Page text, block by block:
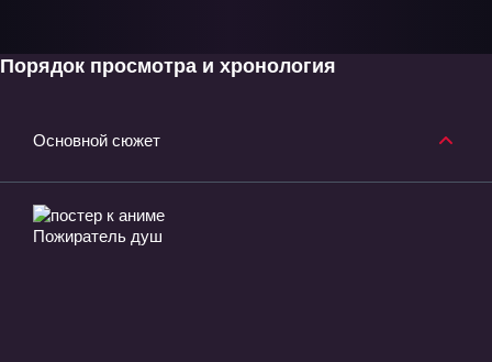
Порядок просмотра и хронология
Основной сюжет